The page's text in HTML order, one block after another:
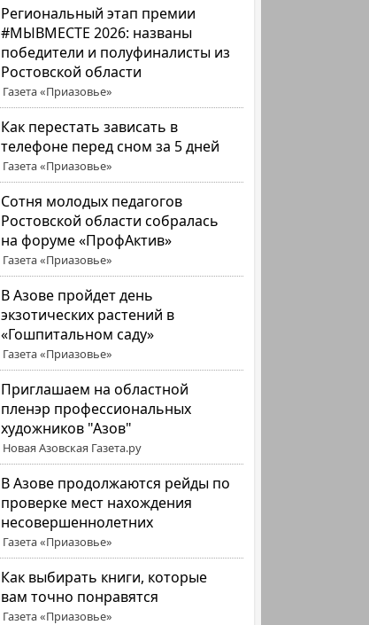
Региональный этап премии
#МЫВМЕСТЕ 2026: названы
победители и полуфиналисты из
Ростовской области
Газета «Приазовье»
Как перестать зависать в
телефоне перед сном за 5 дней
Газета «Приазовье»
Сотня молодых педагогов
Ростовской области собралась
на форуме «ПрофАктив»
Газета «Приазовье»
В Азове пройдет день
экзотических растений в
«Гошпитальном саду»
Газета «Приазовье»
Приглашаем на областной
пленэр профессиональных
художников "Азов"
Новая Азовская Газета.ру
В Азове продолжаются рейды по
проверке мест нахождения
несовершеннолетних
Газета «Приазовье»
Как выбирать книги, которые
вам точно понравятся
Газета «Приазовье»